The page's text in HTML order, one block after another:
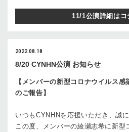
11/1公演詳細はコ
2022.08.18
8/20 CYNHN公演 お知らせ
【メンバーの新型コロナウイルス
のご報告】
いつもCYNHNを応援いただき、誠
この度、メンバーの綾瀬志希に新型